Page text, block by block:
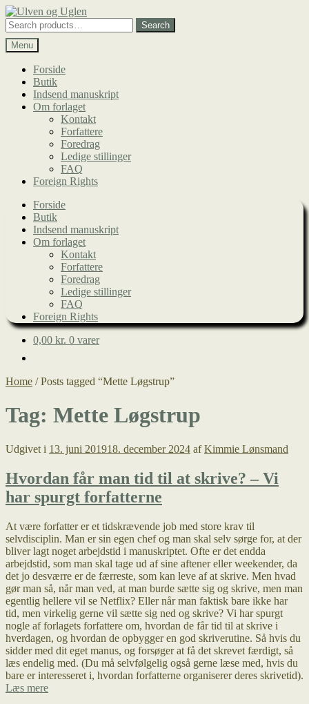
Spring
til
navigation
Spring
til
indhold
Search
for:
Search
Menu
Forside
Butik
Indsend manuskript
Om forlaget
Kontakt
Forfattere
Foredrag
Ledige stillinger
FAQ
Foreign Rights
Forside
Butik
Indsend manuskript
Om forlaget
Kontakt
Forfattere
Foredrag
Ledige stillinger
FAQ
Foreign Rights
0,00 kr. 0 varer
Home /Posts tagged “Mette Løgstrup”
Tag: Mette Løgstrup
Udgivet i 13. juni 201918. december 2024 afKimmie Lønsmand
Hvordan får man tid til at skrive? – Vi
har spurgt forfatterne
At være forfatter er et tidskrævende job med store krav til
selvdisciplin. Man er sin egen chef og man skal selv sørge for, at der
bliver lagt noget arbejdstid i manuskriptet. Ofte er det endda
arbejdstid, som man skal tage ud af sine aftener eller weekender, da
det jo desværre er de færreste, som kan leve af at skrive. Men hvad
gør man så, når man ved, at man burde sætte sig og skrive, men man
egentlig hellere vil se Netflix? Eller når man faktisk bare ikke har
tid, men virkelig gerne vil sætte sig ned og skrive? Vi har spurgt
nogle af forlagets forfattere om, hvordan de får tid til at skrive i
hverdagen, og hvordan de opbygger en god skriverutine. Så hvis du
sidder med dit eget manus, og forsøger at få det skrevet færdigt, så
læs endelig med. (Du må selvfølgelig også gerne læse med, hvis du
bare er interesseret i, hvordan forfatterne organiserer deres skrivetid).
Læs mereHvordan